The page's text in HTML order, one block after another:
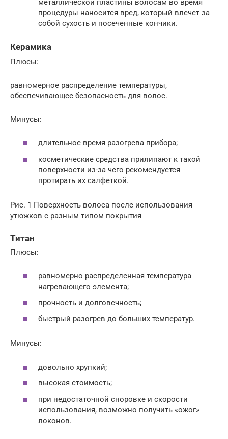
металлической пластины волосам во время
процедуры наносится вред, который влечет за
собой сухость и посеченные кончики.
Керамика
Плюсы:
равномерное распределение температуры,
обеспечивающее безопасность для волос.
Минусы:
длительное время разогрева прибора;
косметические средства прилипают к такой
поверхности из-за чего рекомендуется
протирать их салфеткой.
Рис. 1 Поверхность волоса после использования
утюжков с разным типом покрытия
Титан
Плюсы:
равномерно распределенная температура
нагревающего элемента;
прочность и долговечность;
быстрый разогрев до больших температур.
Минусы:
довольно хрупкий;
высокая стоимость;
при недостаточной сноровке и скорости
использования, возможно получить «ожог»
локонов.